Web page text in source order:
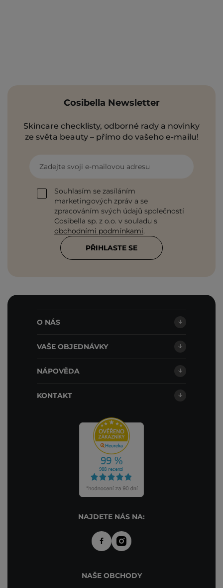
Cosibella Newsletter
Skincare checklisty, odborné rady a novinky
ze světa beauty – přímo do vašeho e-mailu!
Zadejte svoji e-mailovou adresu
Souhlasím se zasíláním
marketingových zpráv a se
zpracováním svých údajů společností
Cosibella sp. z o.o. v souladu s
obchodními podmínkami.
PŘIHLASTE SE
O NÁS
VAŠE OBJEDNÁVKY
NÁPOVĚDA
KONTAKT
NAJDETE NÁS NA:
NAŠE OBCHODY